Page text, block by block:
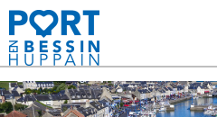
Mairie de Port-en-